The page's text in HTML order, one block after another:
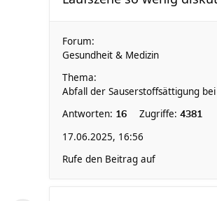
Forum:
Gesundheit & Medizin
Thema:
Abfall der Sauserstoffsättigung
Antworten: 16 Zugriffe: 4381
17.06.2025, 16:56
Rufe den Beitrag auf